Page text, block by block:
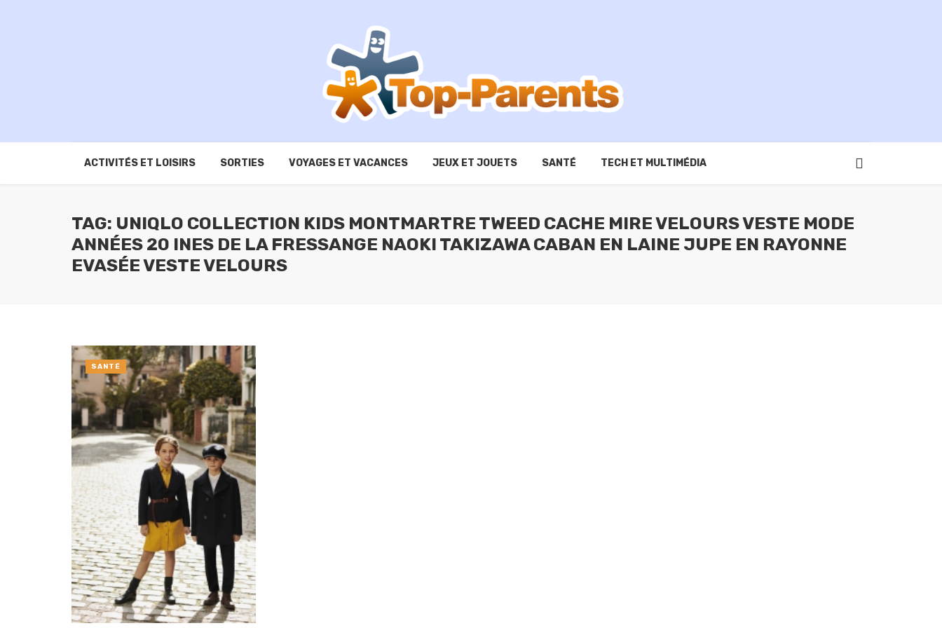
ACTIVITÉS ET LOISIRS SORTIES VOYAGES ET VACANCES JEUX ET JOUETS SANTÉ TECH ET MULTIMÉDIA
TAG: UNIQLO COLLECTION KIDS MONTMARTRE TWEED CACHE MIRE VELOURS VESTE MODE
ANNÉES 20 INES DE LA FRESSANGE NAOKI TAKIZAWA CABAN EN LAINE JUPE EN RAYONNE
EVASÉE VESTE VELOURS
SANTÉ